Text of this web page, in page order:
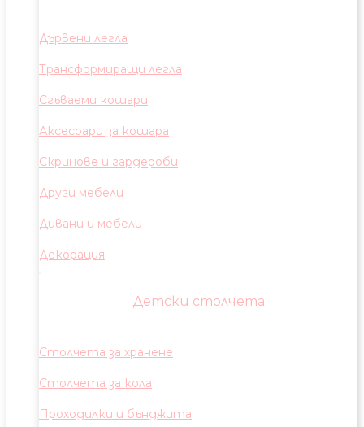
Дървени легла
Трансформиращи легла
Сгъваеми кошари
Аксесоари за кошара
Скринове и гардероби
Други мебели
Дивани и мебели
Декорация
Детски столчета
Столчета за хранене
Столчета за кола
Проходилки и бънджита